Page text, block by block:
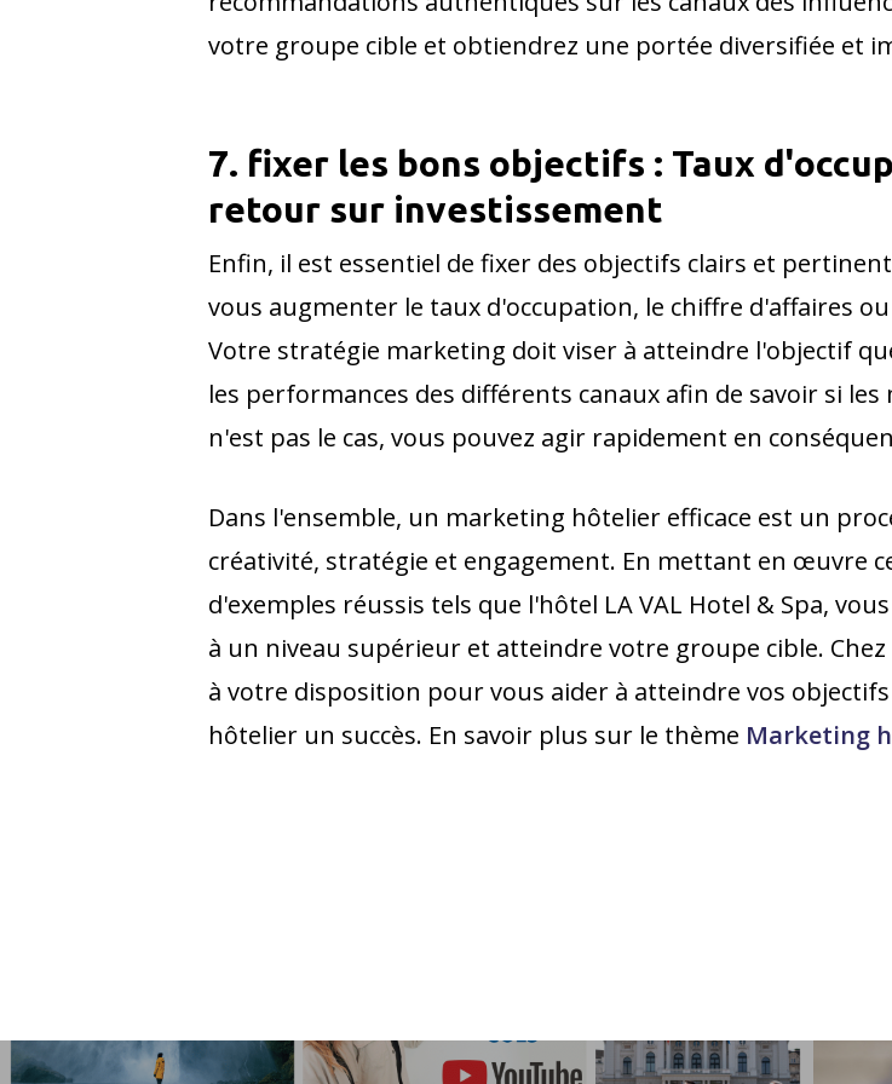
votre groupe cible et obtiendrez une portée diversifiée et
7. fixer les bons objectifs : Taux
retour sur investissement
Enfin, il est essentiel de fixer des objectifs clairs et
vous augmenter le taux d'occupation, le chiffre d'affaires
Votre stratégie marketing doit viser à atteindre l'objectif
les performances des différents canaux afin de savoir si
n'est pas le cas, vous pouvez agir rapidement en
Dans l'ensemble, un marketing hôtelier efficace est un
créativité, stratégie et engagement. En mettant en œuvre
d'exemples réussis tels que l'hôtel LA VAL Hotel & Spa,
à un niveau supérieur et atteindre votre groupe cible.
à votre disposition pour vous aider à atteindre vos
hôtelier un succès. En savoir plus sur le thème Marketing